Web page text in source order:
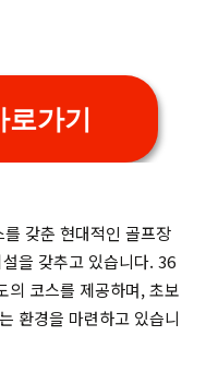
가기
갖춘 현대적인 골프장
을 갖추고 있습니다. 36
의 코스를 제공하며, 초보
환경을 마련하고 있습니